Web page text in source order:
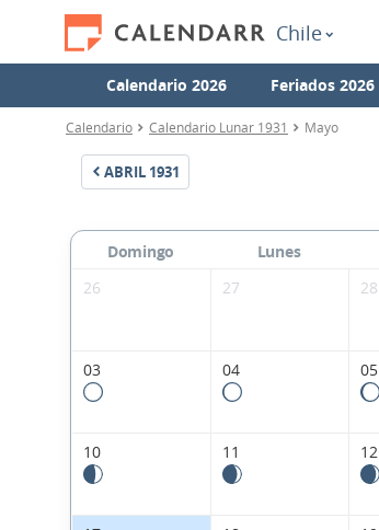
Chile
Calendario 2026 Feriados 2026
Calendario Calendario Lunar 1931 Mayo
ABRIL 1931
Domingo Lunes
26
27 28
03
04 05
10
11 12